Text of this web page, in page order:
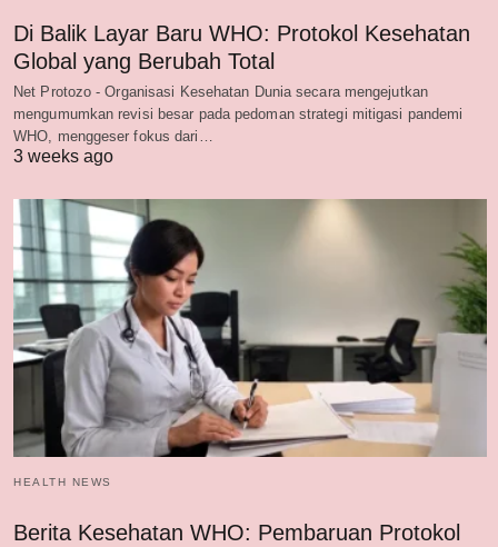
Di Balik Layar Baru WHO: Protokol Kesehatan
Global yang Berubah Total
Net Protozo - Organisasi Kesehatan Dunia secara mengejutkan
mengumumkan revisi besar pada pedoman strategi mitigasi pandemi
WHO, menggeser fokus dari…
3 weeks ago
HEALTH NEWS
Berita Kesehatan WHO: Pembaruan Protokol